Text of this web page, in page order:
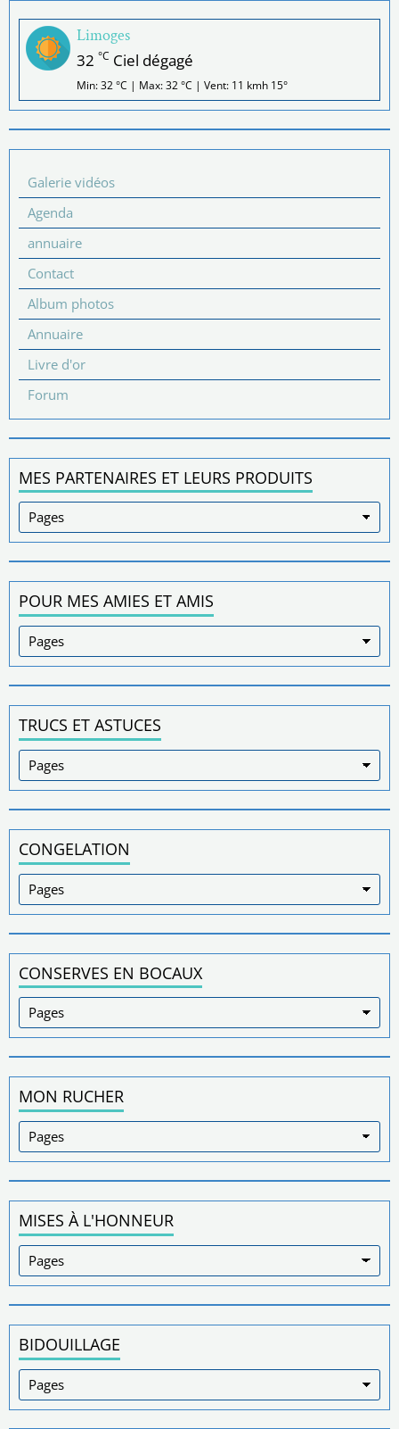
Limoges
32 °C Ciel dégagé
Min: 32 °C | Max: 32 °C | Vent: 11 kmh 15°
Galerie vidéos
Agenda
annuaire
Contact
Album photos
Annuaire
Livre d'or
Forum
MES PARTENAIRES ET LEURS PRODUITS
POUR MES AMIES ET AMIS
TRUCS ET ASTUCES
CONGELATION
CONSERVES EN BOCAUX
MON RUCHER
MISES À L'HONNEUR
BIDOUILLAGE